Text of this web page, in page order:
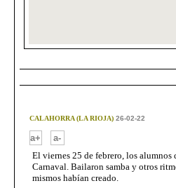
CALAHORRA (LA RIOJA)26-02-22
a+
a-
El viernes 25 de febrero, los
Carnaval. Bailaron samba y otros
mismos habían creado.